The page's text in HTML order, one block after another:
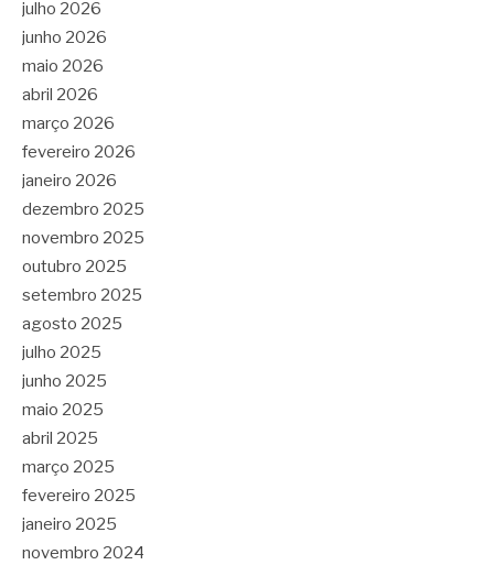
julho 2026
junho 2026
maio 2026
abril 2026
março 2026
fevereiro 2026
janeiro 2026
dezembro 2025
novembro 2025
outubro 2025
setembro 2025
agosto 2025
julho 2025
junho 2025
maio 2025
abril 2025
março 2025
fevereiro 2025
janeiro 2025
novembro 2024